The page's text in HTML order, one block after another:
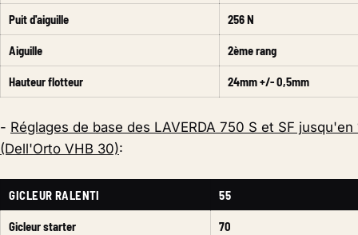
Puit d'aiguille 256 N
Aiguille 2ème rang
Hauteur flotteur 24mm +/- 0,5mm
- Réglages de base des LAVERDA 750 S et SF jusqu'en
(Dell'Orto VHB 30):
GICLEUR RALENTI 55
Gicleur starter 70